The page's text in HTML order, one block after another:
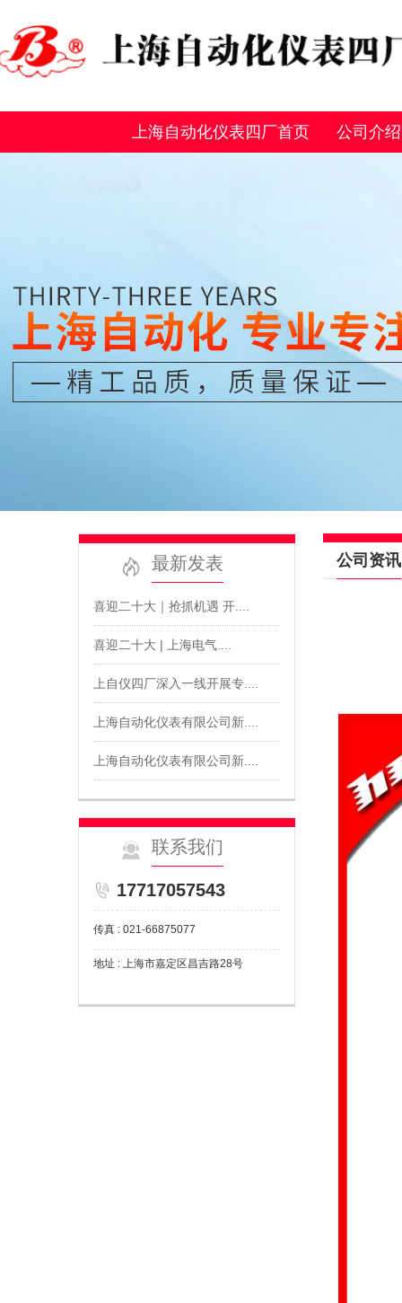
上海自动化仪表四厂首页 公司介绍
最新发表
喜迎二十大｜抢抓机遇 开....
喜迎二十大 | 上海电气....
上自仪四厂深入一线开展专....
上海自动化仪表有限公司新....
上海自动化仪表有限公司新....
联系我们
17717057543
传真 : 021-66875077
地址 : 上海市嘉定区昌吉路28号
公司资讯